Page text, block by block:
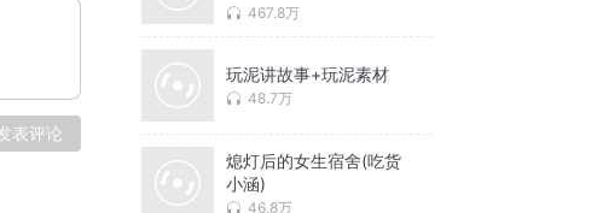
表评论
467.8万
玩泥讲故事+玩泥素材
48.7万
熄灯后的女生宿舍(吃货
小涵)
46.8万